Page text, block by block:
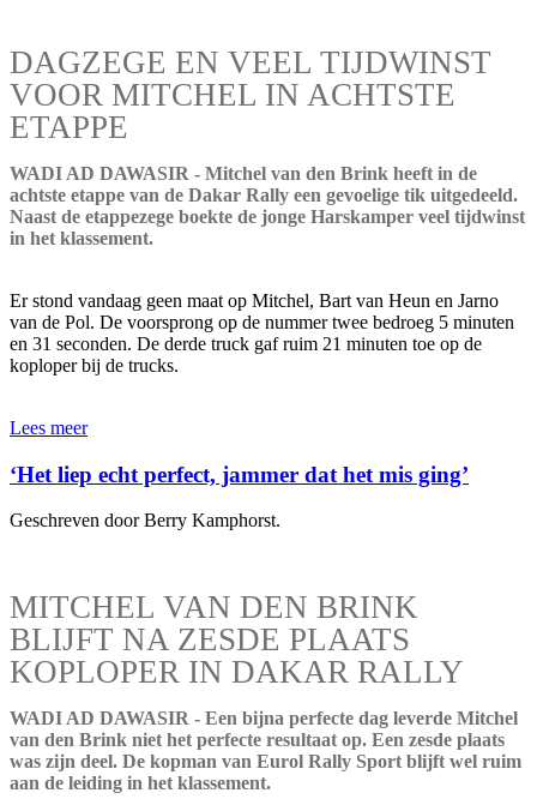
DAGZEGE EN VEEL TIJDWINST
VOOR MITCHEL IN ACHTSTE
ETAPPE
WADI AD DAWASIR - Mitchel van den Brink heeft in de
achtste etappe van de Dakar Rally een gevoelige tik uitgedeeld.
Naast de etappezege boekte de jonge Harskamper veel tijdwinst
in het klassement.
Er stond vandaag geen maat op Mitchel, Bart van Heun en Jarno
van de Pol. De voorsprong op de nummer twee bedroeg 5 minuten
en 31 seconden. De derde truck gaf ruim 21 minuten toe op de
koploper bij de trucks.
Lees meer
‘Het liep echt perfect, jammer dat het mis ging’
Geschreven door Berry Kamphorst.
MITCHEL VAN DEN BRINK
BLIJFT NA ZESDE PLAATS
KOPLOPER IN DAKAR RALLY
WADI AD DAWASIR - Een bijna perfecte dag leverde Mitchel
van den Brink niet het perfecte resultaat op. Een zesde plaats
was zijn deel. De kopman van Eurol Rally Sport blijft wel ruim
aan de leiding in het klassement.